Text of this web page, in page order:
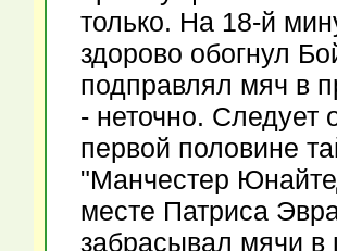
только. На 18-й
здорово обогнул
подправлял мяч в
- неточно. Следует
первой половине
"Манчестер
месте Патриса
забрасывал мячи в